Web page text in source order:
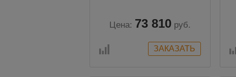
Цена: 73 810 руб.